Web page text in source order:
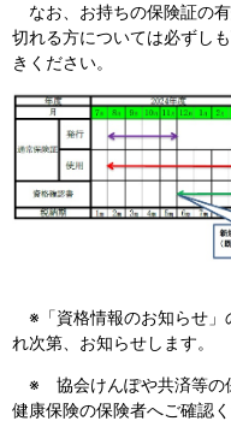
なお、お持ちの保険証の
切れる方については必ずし
きください。
※「資格情報のお知らせ」
れ次第、お知らせします。
※ 協会けんぽや共済等の
健康保険の保険者へご確認く